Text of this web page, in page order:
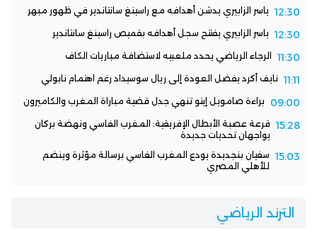
12:30 ياسر الزابيري يدشن أهدافه مع راسينغ سانتاندير في ظهور مبهر
12:30 ياسر الزابيري يفتتح سجل أهدافه بقميص راسينغ سانتاندير
11:30 الرجاء الرياضي يحدد ملعبيه لاستضافة مباريات الكاف
11:11 نايف أكرد يفضل العودة إلى ريال سوسيداد رغم اهتمام نابولي
09:00 براءة صامويل إيتو تنهي جدل قضية مباراة المغرب والكاميرون
15:28 قرعة عصبة الأبطال الإفريقية: المغرب الفاسي ونهضة بركان
يواجهان تحديات جديدة
15:03 سفيان بنجديدة يودع المغرب الفاسي برسالة مؤثرة وينضم
للأهلي المصري
الترند الرياضي